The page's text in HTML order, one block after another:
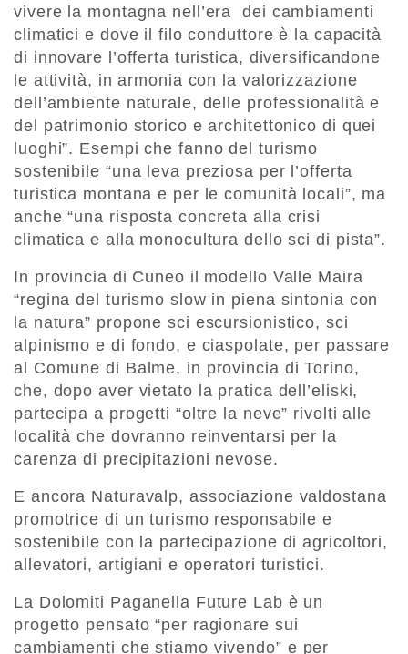
vivere la montagna nell’era dei cambiamenti
climatici e dove il filo conduttore è la capacità
di innovare l’offerta turistica, diversificandone
le attività, in armonia con la valorizzazione
dell’ambiente naturale, delle professionalità e
del patrimonio storico e architettonico di quei
luoghi”. Esempi che fanno del turismo
sostenibile “una leva preziosa per l’offerta
turistica montana e per le comunità locali”, ma
anche “una risposta concreta alla crisi
climatica e alla monocultura dello sci di pista”.
In provincia di Cuneo il modello Valle Maira
“regina del turismo slow in piena sintonia con
la natura” propone sci escursionistico, sci
alpinismo e di fondo, e ciaspolate, per passare
al Comune di Balme, in provincia di Torino,
che, dopo aver vietato la pratica dell’eliski,
partecipa a progetti “oltre la neve” rivolti alle
località che dovranno reinventarsi per la
carenza di precipitazioni nevose.
E ancora Naturavalp, associazione valdostana
promotrice di un turismo responsabile e
sostenibile con la partecipazione di agricoltori,
allevatori, artigiani e operatori turistici.
La Dolomiti Paganella Future Lab è un
progetto pensato “per ragionare sui
cambiamenti che stiamo vivendo” e per